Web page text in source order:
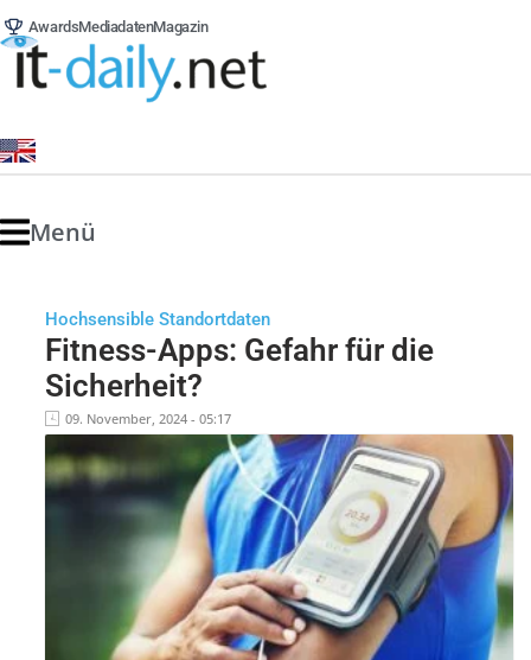
AwardsMediadatenMagazin
Menü
Hochsensible Standortdaten
Fitness-Apps: Gefahr für die
Sicherheit?
09. November, 2024 - 05:17